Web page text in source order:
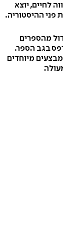
לחיים, יוצא
פני ההיסטוריה.
מהספרים
בגב הספר.
מיוחדים